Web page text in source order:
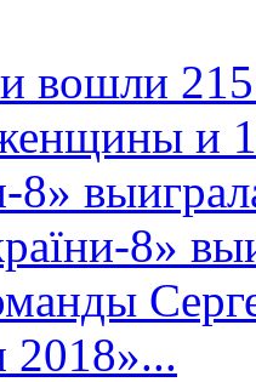
вошли 215
и
8»
8»
2018»...